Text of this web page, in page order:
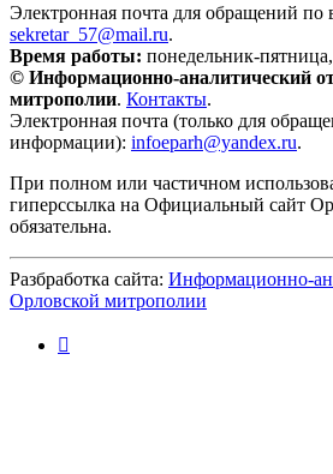
Электронная почта для обращений по
sekretar_57@mail.ru.
Время работы: понедельник-
© Информационно-аналитический
митрополии. Контакты.
Электронная почта (только для
информации): infoeparh@yandex.ru.
При полном или частичном
гиперссылка на Официальный сайт
обязательна.
Разбработка сайта: Информационно-
Орловской митрополии